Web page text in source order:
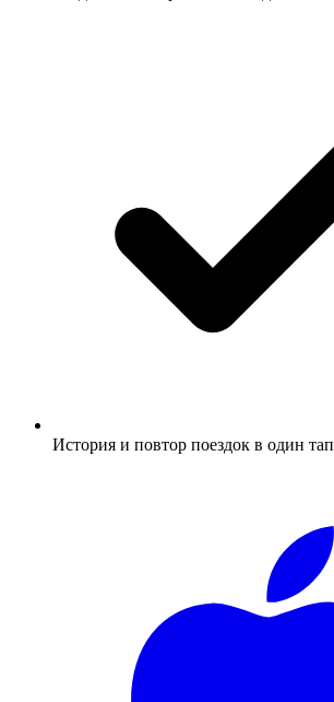
История и повтор поездок в один тап